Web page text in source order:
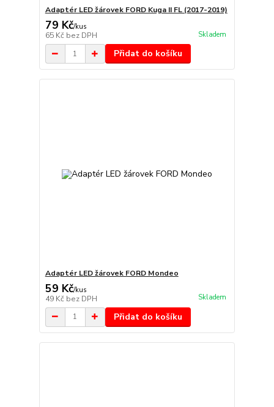
Adaptér LED žárovek FORD Kuga II FL (2017-2019)
79 Kč/kus
65 Kč bez DPH Skladem
Přidat do košíku
Adaptér LED žárovek FORD Mondeo
59 Kč/kus
49 Kč bez DPH Skladem
Přidat do košíku